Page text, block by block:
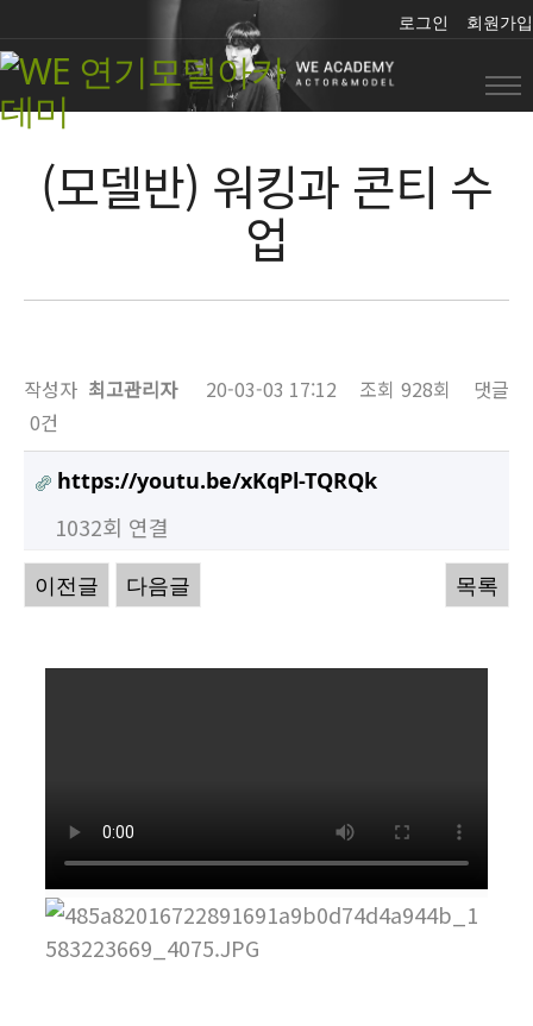
로그인 회원가입
(모델반) 워킹과 콘티 수
업
작성자 최고관리자 20-03-03 17:12 조회 928회
댓글
0건
https://youtu.be/xKqPl-TQRQk
1032회 연결
이전글 다음글 목록